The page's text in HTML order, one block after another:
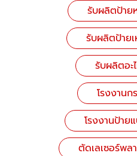
รับผลิตป้าย
รับผลิตป้าย
รับผลิตอะ
โรงงาน
โรงงานป้าย
ตัดเลเซอร์พ